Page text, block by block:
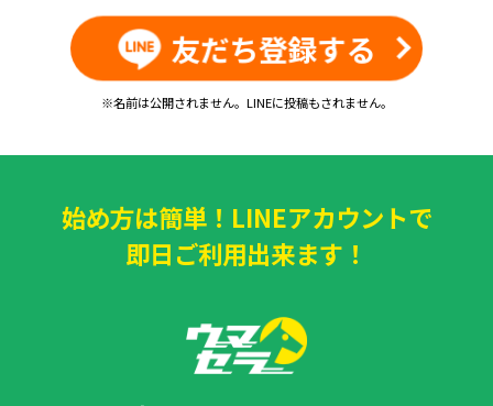
友だち登録する
※名前は公開されません。LINEに投稿もされません。
始め方は簡単！LINEアカウントで
即日ご利用出来ます！